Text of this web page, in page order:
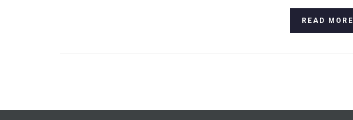
READ MORE